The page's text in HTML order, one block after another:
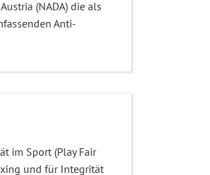
(NADA) die als
Anti-
im Sport (Play Fair
und für Integrität